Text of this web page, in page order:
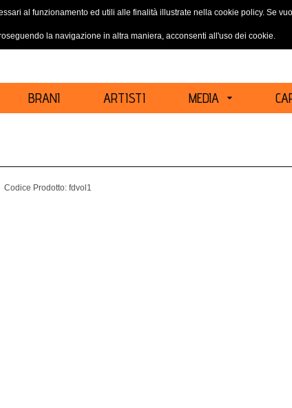
ACCEDI REGISTRATI
BRANI ARTISTI MEDIA
Codice Prodotto:fdvol1
al funzionamento ed utili alle finalità illustrate nella cookie policy. Se
la navigazione in altra maniera, acconsenti all'uso dei cookie.